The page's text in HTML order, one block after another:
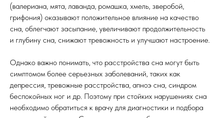
(валериана, мята, лаванда, ромашка, хмель, зверобой,
грифония) оказывают положительное влияние на качество
сна, облегчают засыпание, увеличивают продолжительность
и глубину сна, снижают тревожность и улучшают настроение.
Однако важно понимать, что расстройства сна могут быть
симптомом более серьезных заболеваний, таких как
депрессия, тревожные расстройства, апноэ сна, синдром
беспокойных ног и др. Поэтому при стойких нарушениях сна
необходимо обратиться к врачу для диагностики и подбора